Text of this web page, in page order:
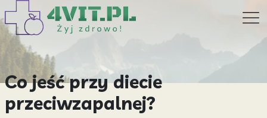
Co jeść przy diecie
przeciwzapalnej?